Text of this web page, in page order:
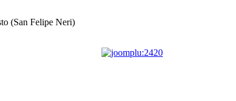
(San Felipe Neri)